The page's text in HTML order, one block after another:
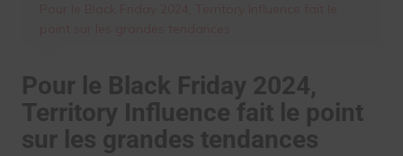
Pour le Black Friday 2024,
Territory Influence fait le point
sur les grandes tendances